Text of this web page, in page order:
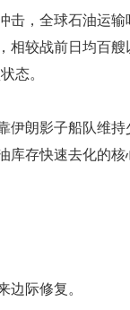
，全球石油运输
较战前日均百艘
态。
朗影子船队维持
库存快速去化的
际修复。